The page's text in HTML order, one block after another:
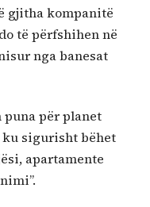
gjitha kompanitë
të përfshihen në
nga banesat
puna për planet
sigurisht bëhet
apartamente